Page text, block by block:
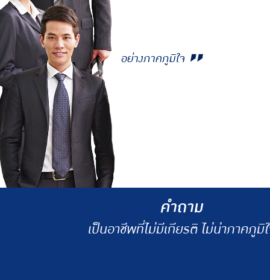
อย่างภาคภูมิใจ
คำถาม